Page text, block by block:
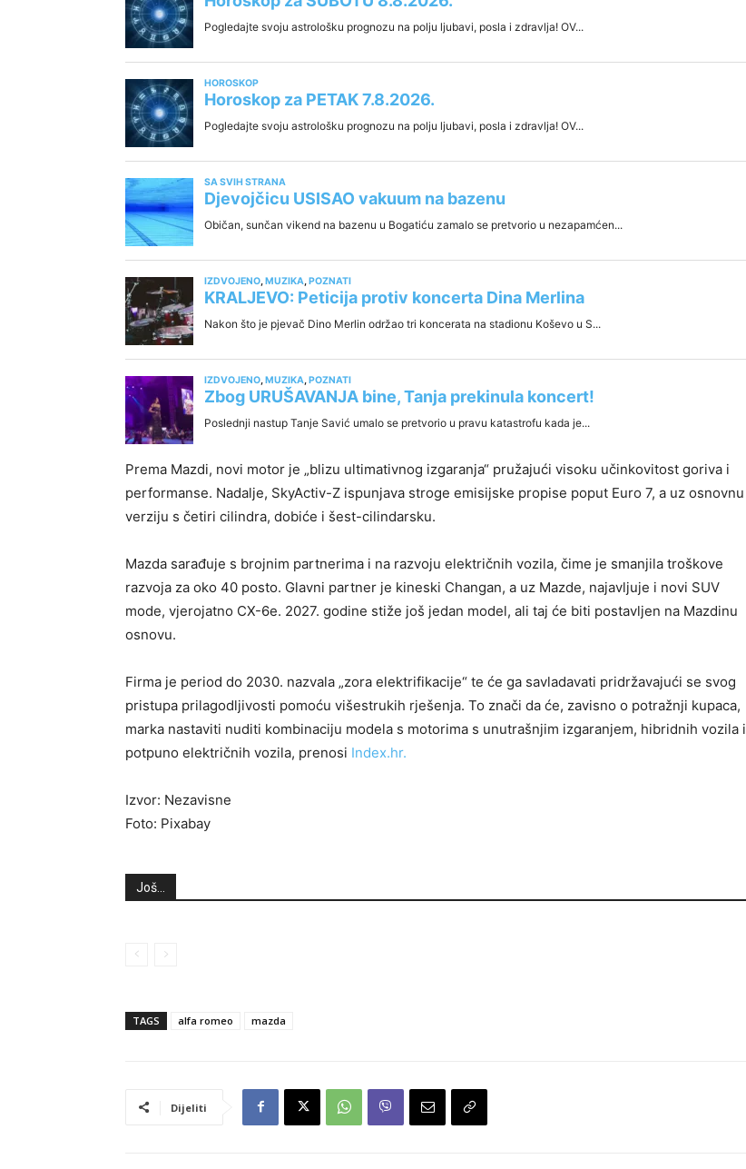
Prema Mazdi, novi motor je „blizu ultimativnog izgaranja“ pružajući visoku učinkovitost goriva i
performanse. Nadalje, SkyActiv-Z ispunjava stroge emisijske propise poput Euro 7, a uz osnovnu
verziju s četiri cilindra, dobiće i šest-cilindarsku.
Mazda sarađuje s brojnim partnerima i na razvoju električnih vozila, čime je smanjila troškove
razvoja za oko 40 posto. Glavni partner je kineski Changan, a uz Mazde, najavljuje i novi SUV
mode, vjerojatno CX-6e. 2027. godine stiže još jedan model, ali taj će biti postavljen na Mazdinu
osnovu.
Firma je period do 2030. nazvala „zora elektrifikacije“ te će ga savladavati pridržavajući se svog
pristupa prilagodljivosti pomoću višestrukih rješenja. To znači da će, zavisno o potražnji kupaca,
marka nastaviti nuditi kombinaciju modela s motorima s unutrašnjim izgaranjem, hibridnih vozila i
potpuno električnih vozila, prenosi Index.hr.
Izvor: Nezavisne
Foto: Pixabay
Još...
TAGS alfa romeo mazda
Dijeliti